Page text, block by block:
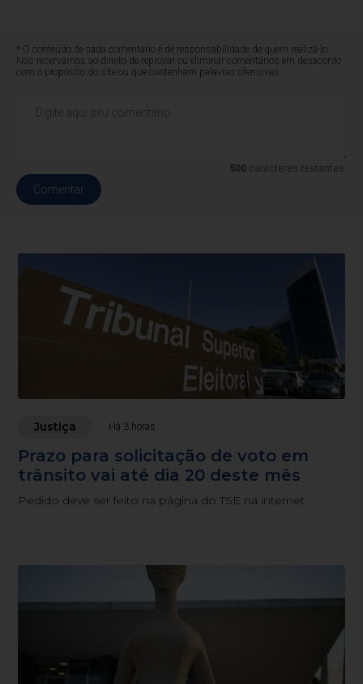
* O conteúdo de cada comentário é de responsabilidade de quem realizá-lo.
Nos reservamos ao direito de reprovar ou eliminar comentários em desacordo
com o propósito do site ou que contenham palavras ofensivas.
500caracteres restantes.
Comentar
Justiça Há 3 horas
Prazo para solicitação de voto em
trânsito vai até dia 20 deste mês
Pedido deve ser feito na página do TSE na internet